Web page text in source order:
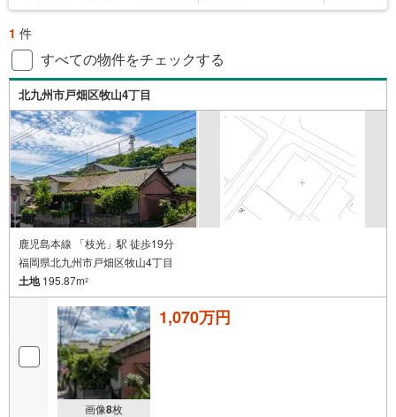
1 件
すべての物件をチェックする
北九州市戸畑区牧山4丁目
鹿児島本線 「枝光」駅 徒歩19分
福岡県北九州市戸畑区牧山4丁目
土地195.87m2
画像8枚
1,070万円